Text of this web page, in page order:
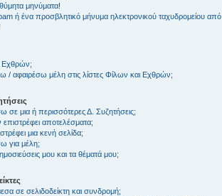
μηνύματα!
ή ένα προσβλητικό μήνυμα ηλεκτρονικού ταχυδρομείου
Εχθρών;
μέλη στις λίστες Φίλων και Εχθρών;
μια ή περισσότερες Δ. Συζητήσεις;
επιστρέφει αποτελέσματα;
μια κενή σελίδα;
για μέλη;
μου και τα θέματά μου;
σε σελιδοδείκτη και συνδρομή;